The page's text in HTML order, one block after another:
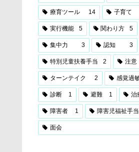
療育ツール 14 子育て
実行機能 5 関わり方 5
集中力 3 認知 3
特別児童扶養手当 2 注意
ターンテイク 2 感覚過
診断 1 避難 1 治
障害者 1 障害児福祉手当
面会